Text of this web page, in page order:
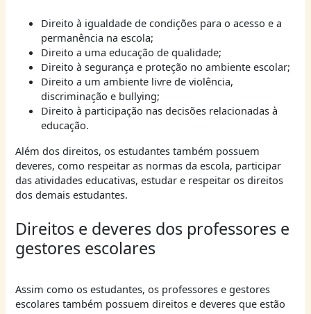
Direito à igualdade de condições para o acesso e a
permanência na escola;
Direito a uma educação de qualidade;
Direito à segurança e proteção no ambiente escolar;
Direito a um ambiente livre de violência,
discriminação e bullying;
Direito à participação nas decisões relacionadas à
educação.
Além dos direitos, os estudantes também possuem
deveres, como respeitar as normas da escola, participar
das atividades educativas, estudar e respeitar os direitos
dos demais estudantes.
Direitos e deveres dos professores e
gestores escolares
Assim como os estudantes, os professores e gestores
escolares também possuem direitos e deveres que estão